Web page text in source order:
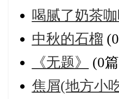
喝腻了奶茶
中秋的石榴
《无题》
(0
焦屑(地方小